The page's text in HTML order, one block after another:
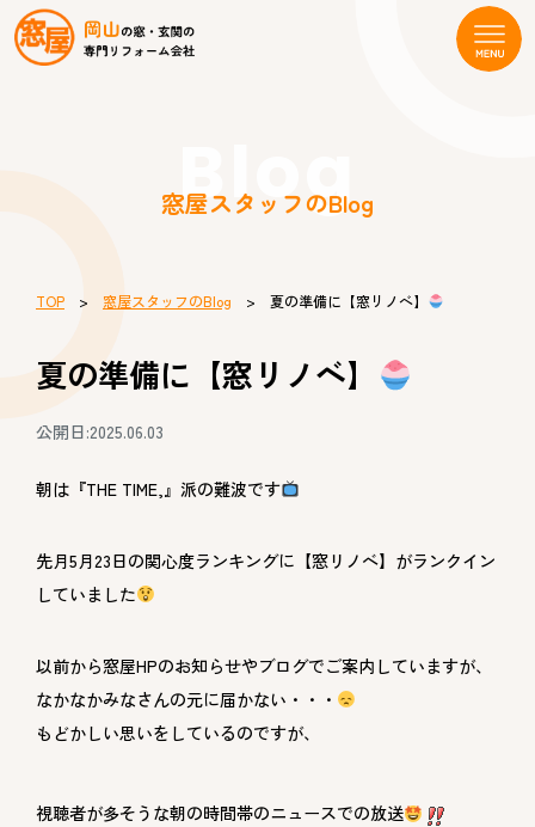
Blog
窓屋スタッフのBlog
TOP > 窓屋スタッフのBlog > 夏の準備に【窓リノベ】
夏の準備に【窓リノベ】
公開日:2025.06.03
朝は『THE TIME,』派の難波です
先月5月23日の関心度ランキングに【窓リノベ】がランクイン
していました
以前から窓屋HPのお知らせやブログでご案内していますが、
なかなかみなさんの元に届かない・・・
もどかしい思いをしているのですが、
視聴者が多そうな朝の時間帯のニュースでの放送